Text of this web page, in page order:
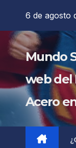
contenido
6 de agosto
Mundo
web del
Acero